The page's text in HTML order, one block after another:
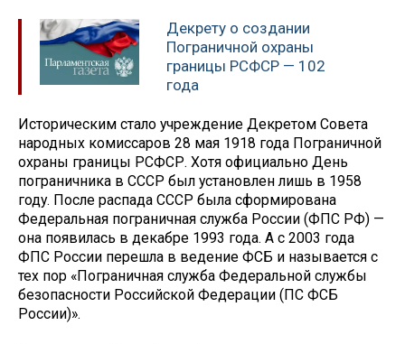
Декрету о создании
Пограничной охраны
границы РСФСР — 102
года
Историческим стало учреждение Декретом Совета
народных комиссаров 28 мая 1918 года Пограничной
охраны границы РСФСР. Хотя официально День
пограничника в СССР был установлен лишь в 1958
году. После распада СССР была сформирована
Федеральная пограничная служба России (ФПС РФ) —
она появилась в декабре 1993 года. А с 2003 года
ФПС России перешла в ведение ФСБ и называется с
тех пор «Пограничная служба Федеральной службы
безопасности Российской Федерации (ПС ФСБ
России)».